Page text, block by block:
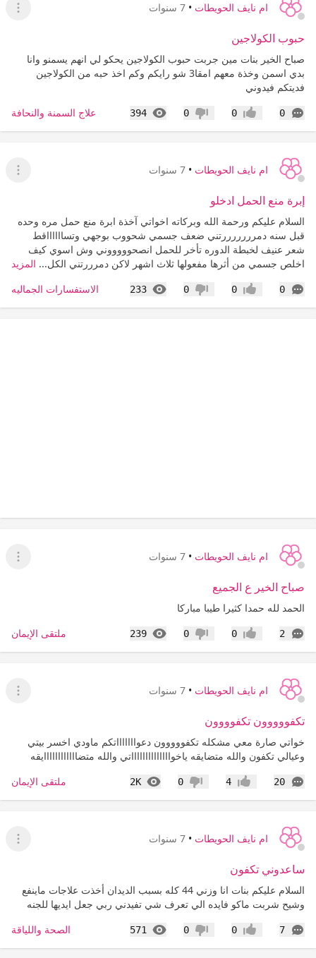
ام نايف الحويطات • 7 سنوات
عرض
حبوب الكولاجين
صباح الخير بنات مين جربت حبوب الكولاجين يحكو لي انهم يسمنو وانا
بدي اسمن وخذة معهم امقا3 شو رايكم وكم اخذ حبه من الكولاجين
فديتكم فيدوني
0
التعليقات إعجاب0 عدم إعجاب
0
394
المشاهدات علاج السمنة والنحافة
ام نايف الحويطات • 7 سنوات
عرض
إبرة منع الحمل ادخلو
السلام عليكم ورحمة الله وبركاته اخواتي آخذة ابرة منع حمل مره وحده
قبل سنه دمرررررررتني ضعف جسمي شحووب بوجهي وتسااااااقط
شعر عنيف لخبطة الدوره تأخر للحمل انصحوووووني وش اسوي كيف
اخلص جسمي من أثرها مفعولها ثلاث اشهر لاكن دمرررتني الكل... المزيد
0
التعليقات إعجاب0 عدم إعجاب
0
233
المشاهدات الاستفسارات الجماليه
ام نايف الحويطات • 7 سنوات
عرض
صباح الخير ع الجميع
الحمد لله حمدا كثيرا طيبا مباركا
2
التعليقات إعجاب0 عدم إعجاب
0
239
المشاهدات ملتقى الإيمان
ام نايف الحويطات • 7 سنوات
عرض
تكفووووون تكفوووون
خواتي صارة معي مشكله تكفووووون دعواااااااتكم ماودي اخسر بيتي
وعيالي تكفون والله متضايقه ياخوااااااااااااااتي والله متضاااااااااااايقه
20
التعليقات إعجاب4 عدم إعجاب
0
2K
المشاهدات ملتقى الإيمان
ام نايف الحويطات • 7 سنوات
عرض
ساعدوني تكفون
السلام عليكم بنات انا وزني 44 كله بسبب الديدان أخذت علاجات ماينفع
وشيح شربت ماكو فايده الي تعرف شي تفيدني ربي جعل ايديها للجنه
7
التعليقات إعجاب0 عدم إعجاب
0
571
المشاهدات الصحة واللياقة